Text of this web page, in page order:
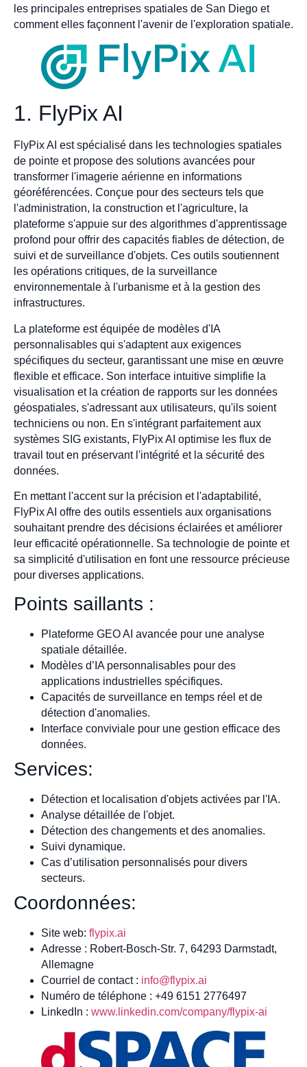
les principales entreprises spatiales de San Diego et
comment elles façonnent l'avenir de l'exploration spatiale.
1. FlyPix AI
FlyPix AI est spécialisé dans les technologies spatiales
de pointe et propose des solutions avancées pour
transformer l'imagerie aérienne en informations
géoréférencées. Conçue pour des secteurs tels que
l'administration, la construction et l'agriculture, la
plateforme s'appuie sur des algorithmes d'apprentissage
profond pour offrir des capacités fiables de détection, de
suivi et de surveillance d'objets. Ces outils soutiennent
les opérations critiques, de la surveillance
environnementale à l'urbanisme et à la gestion des
infrastructures.
La plateforme est équipée de modèles d'IA
personnalisables qui s'adaptent aux exigences
spécifiques du secteur, garantissant une mise en œuvre
flexible et efficace. Son interface intuitive simplifie la
visualisation et la création de rapports sur les données
géospatiales, s'adressant aux utilisateurs, qu'ils soient
techniciens ou non. En s'intégrant parfaitement aux
systèmes SIG existants, FlyPix AI optimise les flux de
travail tout en préservant l'intégrité et la sécurité des
données.
En mettant l'accent sur la précision et l'adaptabilité,
FlyPix AI offre des outils essentiels aux organisations
souhaitant prendre des décisions éclairées et améliorer
leur efficacité opérationnelle. Sa technologie de pointe et
sa simplicité d'utilisation en font une ressource précieuse
pour diverses applications.
Points saillants :
Plateforme GEO AI avancée pour une analyse
spatiale détaillée.
Modèles d’IA personnalisables pour des
applications industrielles spécifiques.
Capacités de surveillance en temps réel et de
détection d'anomalies.
Interface conviviale pour une gestion efficace des
données.
Services:
Détection et localisation d'objets activées par l'IA.
Analyse détaillée de l'objet.
Détection des changements et des anomalies.
Suivi dynamique.
Cas d’utilisation personnalisés pour divers
secteurs.
Coordonnées:
Site web: flypix.ai
Adresse : Robert-Bosch-Str. 7, 64293 Darmstadt,
Allemagne
Courriel de contact : info@flypix.ai
Numéro de téléphone : +49 6151 2776497
LinkedIn : www.linkedin.com/company/flypix-ai